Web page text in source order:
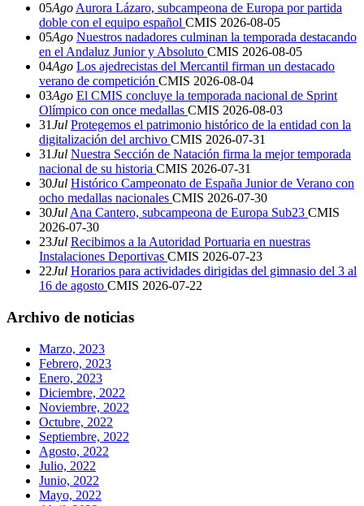
05Ago Aurora Lázaro, subcampeona de Europa por partida
doble con el equipo español CMIS 2026-08-05
05Ago Nuestros nadadores culminan la temporada destacando
en el Andaluz Junior y Absoluto CMIS 2026-08-05
04Ago Los ajedrecistas del Mercantil firman un destacado
verano de competición CMIS 2026-08-04
03Ago El CMIS concluye la temporada nacional de Sprint
Olímpico con once medallas CMIS 2026-08-03
31Jul Protegemos el patrimonio histórico de la entidad con la
digitalización del archivo CMIS 2026-07-31
31Jul Nuestra Sección de Natación firma la mejor temporada
nacional de su historia CMIS 2026-07-31
30Jul Histórico Campeonato de España Junior de Verano con
ocho medallas nacionales CMIS 2026-07-30
30Jul Ana Cantero, subcampeona de Europa Sub23 CMIS
2026-07-30
23Jul Recibimos a la Autoridad Portuaria en nuestras
Instalaciones Deportivas CMIS 2026-07-23
22Jul Horarios para actividades dirigidas del gimnasio del 3 al
16 de agosto CMIS 2026-07-22
Archivo de noticias
Marzo, 2023
Febrero, 2023
Enero, 2023
Diciembre, 2022
Noviembre, 2022
Octubre, 2022
Septiembre, 2022
Agosto, 2022
Julio, 2022
Junio, 2022
Mayo, 2022